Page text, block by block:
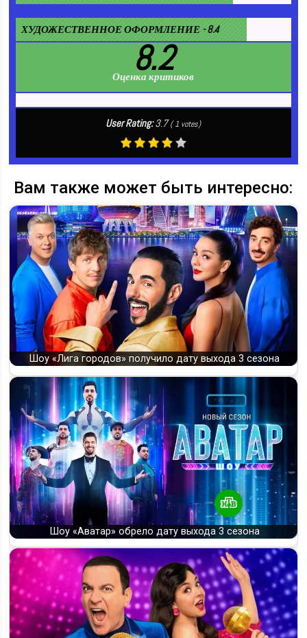
ХУДОЖЕСТВЕННОЕ ОФОРМЛЕНИЕ - 8.4
8.2
Оценка критиков
User Rating:3.7 (1 votes)
Вам также может быть интересно:
Шоу «Лига городов» получило дату выхода 3 сезона
Шоу «Аватар» обрело дату выхода 3 сезона